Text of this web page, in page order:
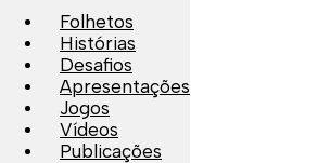
Folhetos
Histórias
Desafios
Apresentações
Jogos
Vídeos
Publicações